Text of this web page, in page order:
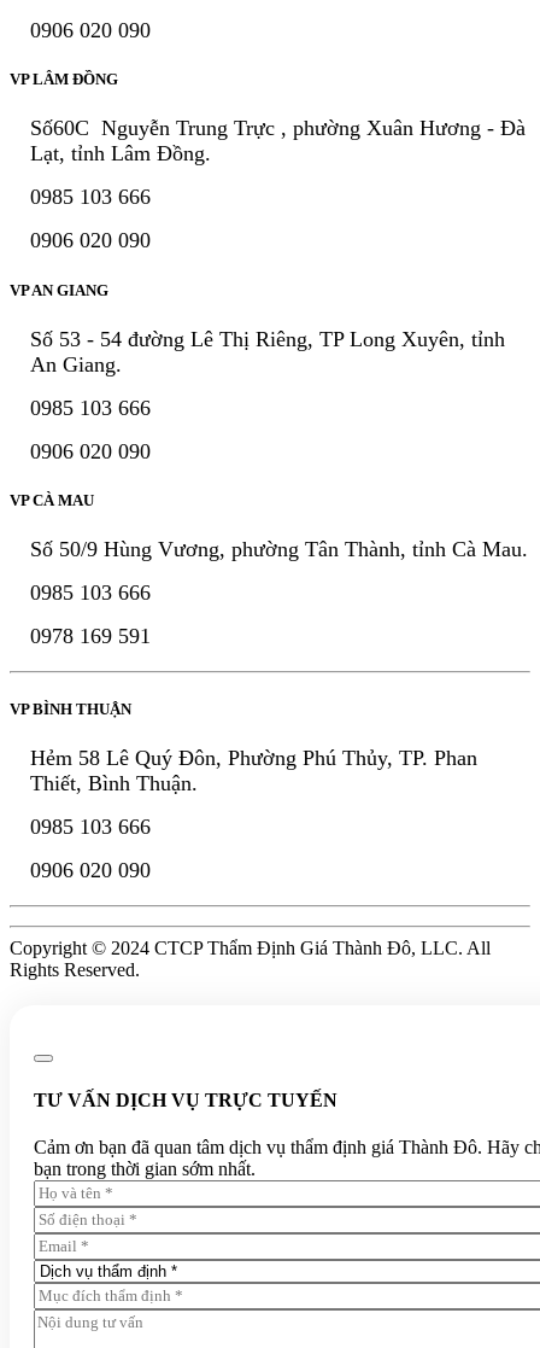
0906 020 090
VP LÂM ĐỒNG
Số60C Nguyễn Trung Trực , phường Xuân Hương - Đà
Lạt, tỉnh Lâm Đồng.
0985 103 666
0906 020 090
VP AN GIANG
Số 53 - 54 đường Lê Thị Riêng, TP Long Xuyên, tỉnh
An Giang.
0985 103 666
0906 020 090
VP CÀ MAU
Số 50/9 Hùng Vương, phường Tân Thành, tỉnh Cà Mau.
0985 103 666
0978 169 591
VP BÌNH THUẬN
Hẻm 58 Lê Quý Đôn, Phường Phú Thủy, TP. Phan
Thiết, Bình Thuận.
0985 103 666
0906 020 090
Copyright © 2024 CTCP Thẩm Định Giá Thành Đô, LLC. All
Rights Reserved.
TƯ VẤN DỊCH VỤ TRỰC TUYẾN
Cảm ơn bạn đã quan tâm dịch vụ thẩm định giá Thành Đô. Hãy
bạn trong thời gian sớm nhất.